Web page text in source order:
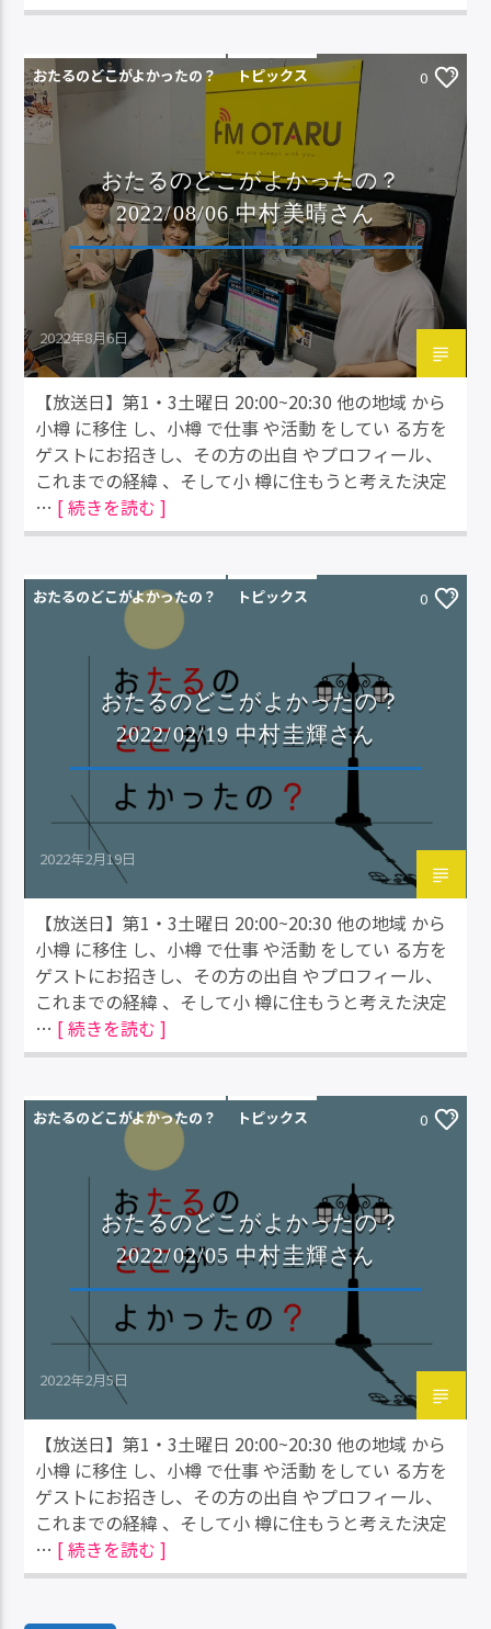
おたるのどこがよかったの？ トピックス 0
おたるのどこがよかったの？
2022/08/06 中村美晴さん
2022年8月6日
【放送日】第1・3土曜日 20:00~20:30 他の地域 から
小樽 に移住 し、小樽 で仕事 や活動 をしてい る方を
ゲストにお招きし、その方の出自 やプロフィール、
これまでの経緯 、そして小 樽に住もうと考えた決定
… [ 続きを読む ]
おたるのどこがよかったの？ トピックス 0
おたるのどこがよかったの？
2022/02/19 中村圭輝さん
2022年2月19日
【放送日】第1・3土曜日 20:00~20:30 他の地域 から
小樽 に移住 し、小樽 で仕事 や活動 をしてい る方を
ゲストにお招きし、その方の出自 やプロフィール、
これまでの経緯 、そして小 樽に住もうと考えた決定
… [ 続きを読む ]
おたるのどこがよかったの？ トピックス 0
おたるのどこがよかったの？
2022/02/05 中村圭輝さん
2022年2月5日
【放送日】第1・3土曜日 20:00~20:30 他の地域 から
小樽 に移住 し、小樽 で仕事 や活動 をしてい る方を
ゲストにお招きし、その方の出自 やプロフィール、
これまでの経緯 、そして小 樽に住もうと考えた決定
… [ 続きを読む ]